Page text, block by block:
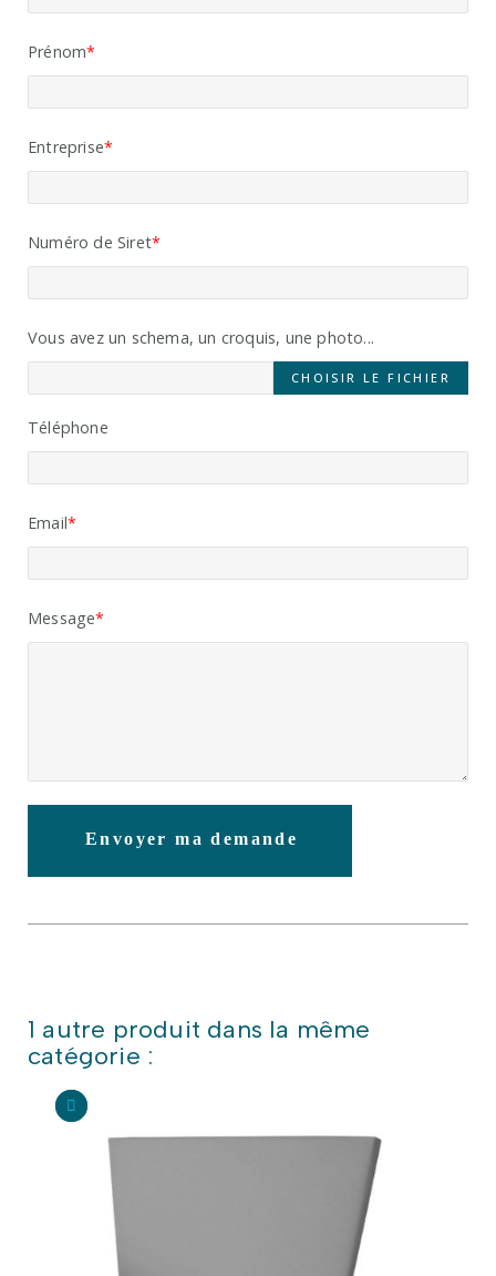
Prénom
Entreprise
Numéro de Siret
Vous avez un schema, un croquis, une photo...
CHOISIR LE FICHIER
Téléphone
Email
Message
Envoyer ma demande
1 autre produit dans la même
catégorie :